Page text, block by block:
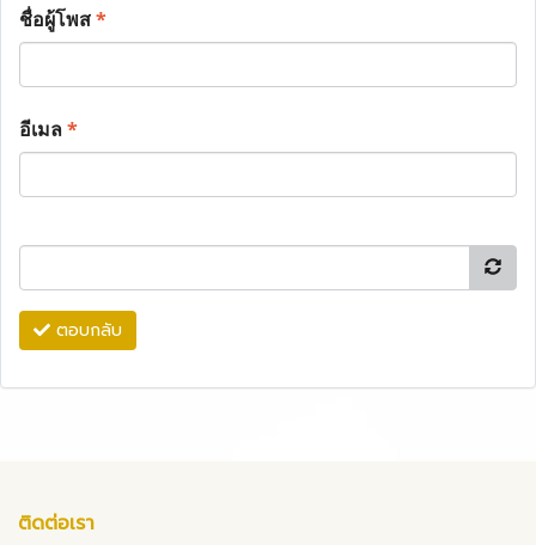
ชื่อผู้โพส*
อีเมล*
ตอบกลับ
ติดต่อเรา